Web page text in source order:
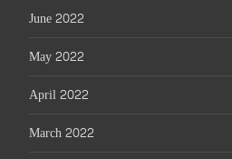
June 2022
May 2022
April 2022
March 2022